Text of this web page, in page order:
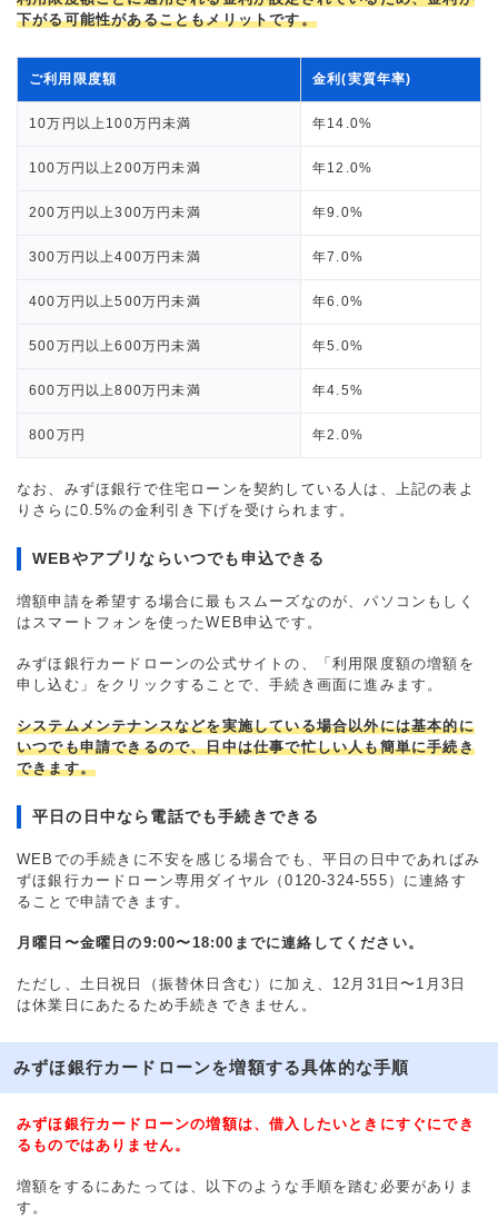
下がる可能性があることもメリットです。
ご利用限度額 金利(実質年率)
10万円以上100万円未満 年14.0%
100万円以上200万円未満 年12.0%
200万円以上300万円未満 年9.0%
300万円以上400万円未満 年7.0%
400万円以上500万円未満 年6.0%
500万円以上600万円未満 年5.0%
600万円以上800万円未満 年4.5%
800万円 年2.0%
なお、みずほ銀行で住宅ローンを契約している人は、上記の表よ
りさらに0.5%の金利引き下げを受けられます。
WEBやアプリならいつでも申込できる
増額申請を希望する場合に最もスムーズなのが、パソコンもしく
はスマートフォンを使ったWEB申込です。
みずほ銀行カードローンの公式サイトの、「利用限度額の増額を
申し込む」をクリックすることで、手続き画面に進みます。
システムメンテナンスなどを実施している場合以外には基本的に
いつでも申請できるので、日中は仕事で忙しい人も簡単に手続き
できます。
平日の日中なら電話でも手続きできる
WEBでの手続きに不安を感じる場合でも、平日の日中であればみ
ずほ銀行カードローン専用ダイヤル（0120-324-555）に連絡す
ることで申請できます。
月曜日〜金曜日の9:00〜18:00までに連絡してください。
ただし、土日祝日（振替休日含む）に加え、12月31日〜1月3日
は休業日にあたるため手続きできません。
みずほ銀行カードローンを増額する具体的な手順
みずほ銀行カードローンの増額は、借入したいときにすぐにでき
るものではありません。
増額をするにあたっては、以下のような手順を踏む必要がありま
す。